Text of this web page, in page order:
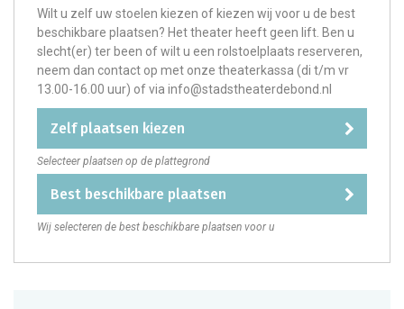
Wilt u zelf uw stoelen kiezen of kiezen wij voor u de best
beschikbare plaatsen? Het theater heeft geen lift. Ben u
slecht(er) ter been of wilt u een rolstoelplaats reserveren,
neem dan contact op met onze theaterkassa (di t/m vr
13.00-16.00 uur) of via info@stadstheaterdebond.nl
zelf plaatsen kiezen
Selecteer plaatsen op de plattegrond
best beschikbare plaatsen
Wij selecteren de best beschikbare plaatsen voor u